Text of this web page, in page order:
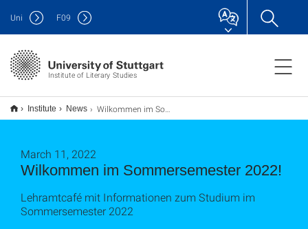
Institute of Literary Studies
Uni F09
Institute News Wilkommen im Sommersemester 2022!
Wilkommen im Sommersemester 2022!
March 11, 2022
Lehramtcafé mit Informationen zum Studium im
Sommersemester 2022